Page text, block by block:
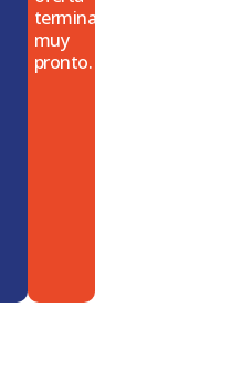
termina
muy
pronto.